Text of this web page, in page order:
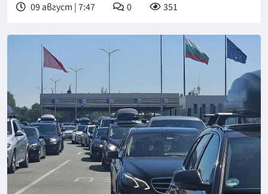
09 август | 7:47 0 351
Снимка: БНТ